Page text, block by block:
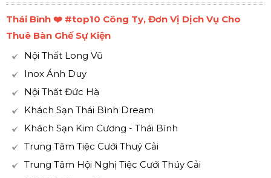
Thái Bình ❤️️ #top10 Công Ty, Đơn Vị Dịch Vụ Cho
Thuê Bàn Ghế Sự Kiện
Nội Thất Long Vũ
Inox Ánh Duy
Nội Thất Đức Hà
Khách Sạn Thái Bình Dream
Khách Sạn Kim Cương - Thái Bình
Trung Tâm Tiệc Cưới Thuý Cải
Trung Tâm Hội Nghị Tiệc Cưới Thúy Cải